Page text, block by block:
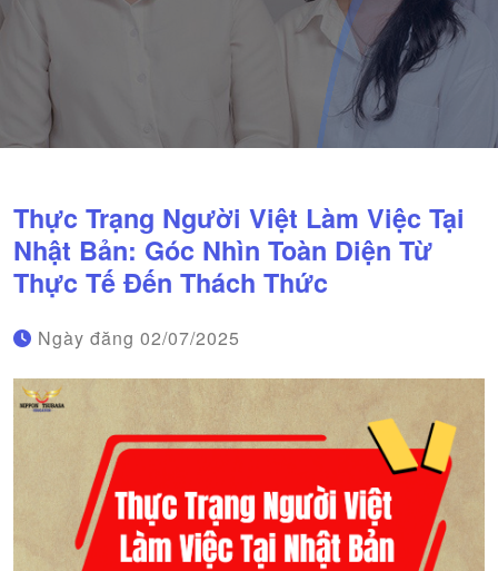
Thực Trạng Người Việt Làm Việc Tại
Nhật Bản: Góc Nhìn Toàn Diện Từ
Thực Tế Đến Thách Thức
Ngày đăng 02/07/2025